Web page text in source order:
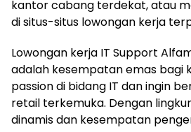
kantor cabang terdekat, atau
di situs-situs lowongan kerja
Lowongan kerja IT Support
adalah kesempatan emas bagi
passion di bidang IT dan ingin
retail terkemuka. Dengan
dinamis dan kesempatan